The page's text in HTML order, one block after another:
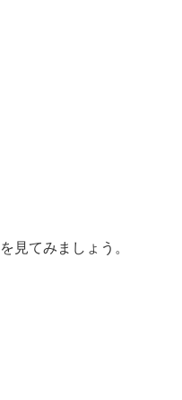
見てみましょう。